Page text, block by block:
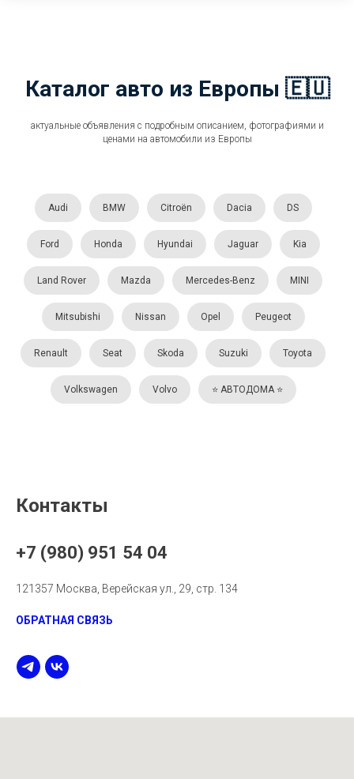
Каталог авто из Европы 🇪🇺
актуальные объявления с подробным описанием, фотографиями и
ценами на автомобили из Европы
Audi BMW Citroën Dacia DS
Ford Honda Hyundai Jaguar Kia
Land Rover Mazda Mercedes-Benz MINI
Mitsubishi Nissan Opel Peugeot
Renault Seat Skoda Suzuki Toyota
Volkswagen Volvo ⭐️ АВТОДОМА ⭐️
Контакты
+7 (980) 951 54 04
121357 Москва, Верейская ул., 29, стр. 134
ОБРАТНАЯ СВЯЗЬ